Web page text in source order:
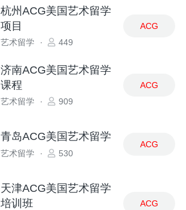
杭州ACG美国艺术留学
项目
艺术留学 · 449
ACG
济南ACG美国艺术留学
课程
艺术留学 · 909
ACG
青岛ACG美国艺术留学
艺术留学 · 530
ACG
天津ACG美国艺术留学
培训班
ACG